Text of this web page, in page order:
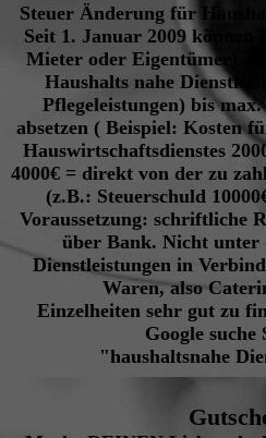
Steuer Änderung für
Seit 1. Januar 2009 können
Mieter oder Eigentümer)
Haushalts nahe
Pflegeleistungen) bis
absetzen ( Beispiel: Kosten
Hauswirtschaftsdienstes
4000€ = direkt von der zu
(z.B.: Steuerschuld
Voraussetzung: schriftliche
über Bank. Nicht unter
Dienstleistungen in
Waren, also
Einzelheiten sehr gut zu
Google
"haushaltsnahe